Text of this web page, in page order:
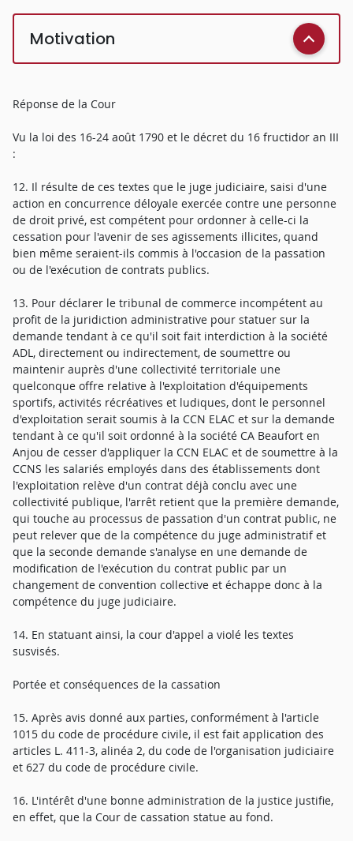
Motivation
Réponse de la Cour
Vu la loi des 16-24 août 1790 et le décret du 16 fructidor an III
:
12. Il résulte de ces textes que le juge judiciaire, saisi d'une
action en concurrence déloyale exercée contre une personne
de droit privé, est compétent pour ordonner à celle-ci la
cessation pour l'avenir de ses agissements illicites, quand
bien même seraient-ils commis à l'occasion de la passation
ou de l'exécution de contrats publics.
13. Pour déclarer le tribunal de commerce incompétent au
profit de la juridiction administrative pour statuer sur la
demande tendant à ce qu'il soit fait interdiction à la société
ADL, directement ou indirectement, de soumettre ou
maintenir auprès d'une collectivité territoriale une
quelconque offre relative à l'exploitation d'équipements
sportifs, activités récréatives et ludiques, dont le personnel
d'exploitation serait soumis à la CCN ELAC et sur la demande
tendant à ce qu'il soit ordonné à la société CA Beaufort en
Anjou de cesser d'appliquer la CCN ELAC et de soumettre à la
CCNS les salariés employés dans des établissements dont
l'exploitation relève d'un contrat déjà conclu avec une
collectivité publique, l'arrêt retient que la première demande,
qui touche au processus de passation d'un contrat public, ne
peut relever que de la compétence du juge administratif et
que la seconde demande s'analyse en une demande de
modification de l'exécution du contrat public par un
changement de convention collective et échappe donc à la
compétence du juge judiciaire.
14. En statuant ainsi, la cour d'appel a violé les textes
susvisés.
Portée et conséquences de la cassation
15. Après avis donné aux parties, conformément à l'article
1015 du code de procédure civile, il est fait application des
articles L. 411-3, alinéa 2, du code de l'organisation judiciaire
et 627 du code de procédure civile.
16. L'intérêt d'une bonne administration de la justice justifie,
en effet, que la Cour de cassation statue au fond.